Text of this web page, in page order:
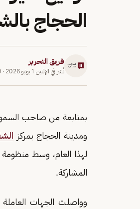
الحجاج
فريق التحرير
نُشر في الإثنين 1 يونيو 2026 ·
بمتابعة من صاحب السمو
ومدينة الحجاج بمركز
لهذا العام، وسط
المشاركة.
وواصلت الجهات العاملة